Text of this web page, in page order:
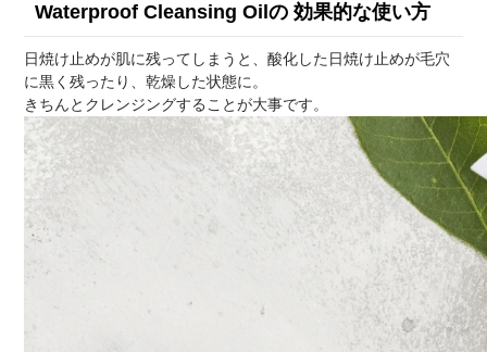
Waterproof Cleansing Oilの 効果的な使い方
日焼け止めが肌に残ってしまうと、酸化した日焼け止めが毛穴
に黒く残ったり、乾燥した状態に。
きちんとクレンジングすることが大事です。